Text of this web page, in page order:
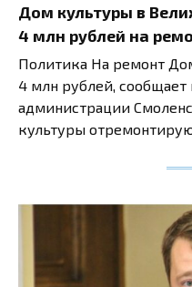
Дом культуры в
4 млн рублей на
Политика На ремонт
4 млн рублей, сообщает
администрации
культуры